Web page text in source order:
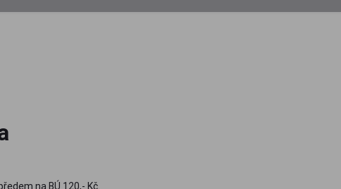
na BÚ 120,- Kč.